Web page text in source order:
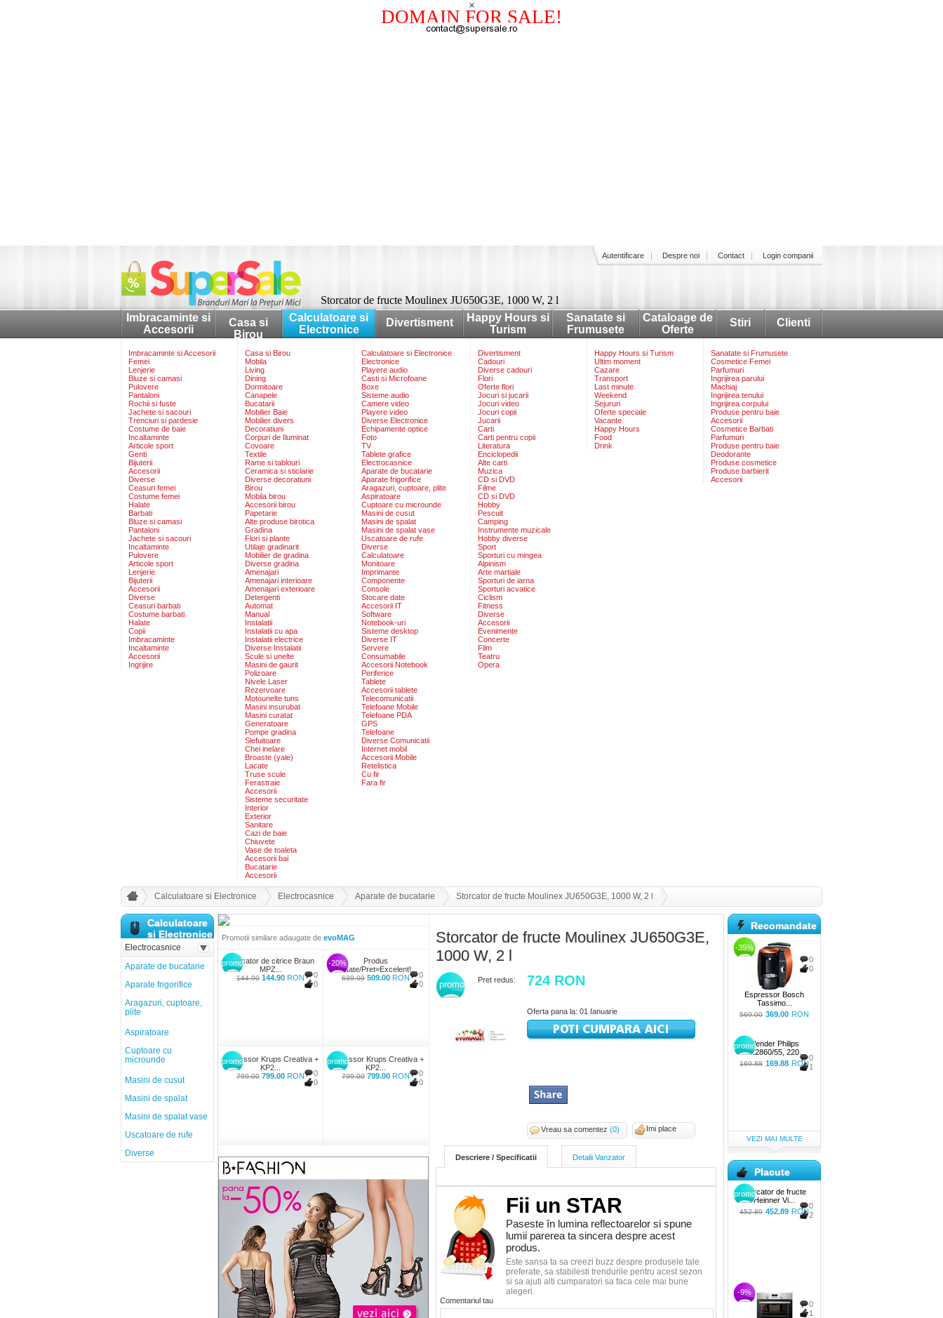
×
DOMAIN FOR SALE!
Storcator de fructe Moulinex JU650G3E, 1000 W, 2 l
Autentificare Despre noi Contact Login companii
Imbracaminte si
Accesorii
Casa si
Birou
Calculatoare si
Electronice
Divertisment
Happy Hours si
Turism
Sanatate si
Frumusete
Cataloage de
Oferte
Stiri Clienti
Imbracaminte si Accesorii
Femei
Lenjerie
Bluze si camasi
Pulovere
Pantaloni
Rochii si fuste
Jachete si sacouri
Trenciuri si pardesie
Costume de baie
Incaltaminte
Articole sport
Genti
Bijuterii
Accesorii
Diverse
Ceasuri femei
Costume femei
Halate
Barbati
Bluze si camasi
Pantaloni
Jachete si sacouri
Incaltaminte
Pulovere
Articole sport
Lenjerie
Bijuterii
Accesorii
Diverse
Ceasuri barbati
Costume barbati
Halate
Copii
Imbracaminte
Incaltaminte
Accesorii
Ingrijire
Casa si Birou
Mobila
Living
Dining
Dormitoare
Canapele
Bucatarii
Mobilier Baie
Mobilier divers
Decoratiuni
Corpuri de Iluminat
Covoare
Textile
Rame si tablouri
Ceramica si sticlarie
Diverse decoratiuni
Birou
Mobila birou
Accesorii birou
Papetarie
Alte produse birotica
Gradina
Flori si plante
Utilaje gradinarit
Mobilier de gradina
Diverse gradina
Amenajari
Amenajari interioare
Amenajari exterioare
Detergenti
Automat
Manual
Instalatii
Instalatii cu apa
Instalatii electrice
Diverse Instalatii
Scule si unelte
Masini de gaurit
Polizoare
Nivele Laser
Rezervoare
Motounelte tuns
Masini insurubat
Masini curatat
Generatoare
Pompe gradina
Slefuitoare
Chei inelare
Broaste (yale)
Lacate
Truse scule
Ferastraie
Accesorii
Sisteme securitate
Interior
Exterior
Sanitare
Cazi de baie
Chiuvete
Vase de toaleta
Accesorii bai
Bucatarie
Accesorii
Calculatoare si Electronice
Electronice
Playere audio
Casti si Microfoane
Boxe
Sisteme audio
Camere video
Playere video
Diverse Electronice
Echipamente optice
Foto
TV
Tablete grafice
Electrocasnice
Aparate de bucatarie
Aparate frigorifice
Aragazuri, cuptoare, plite
Aspiratoare
Cuptoare cu microunde
Masini de cusut
Masini de spalat
Masini de spalat vase
Uscatoare de rufe
Diverse
Calculatoare
Monitoare
Imprimante
Componente
Console
Stocare date
Accesorii IT
Software
Notebook-uri
Sisteme desktop
Diverse IT
Servere
Consumabile
Accesorii Notebook
Periferice
Tablete
Accesorii tablete
Telecomunicatii
Telefoane Mobile
Telefoane PDA
GPS
Telefoane
Diverse Comunicatii
Internet mobil
Accesorii Mobile
Retelistica
Cu fir
Fara fir
Divertisment
Cadouri
Diverse cadouri
Flori
Oferte flori
Jocuri si jucarii
Jocuri video
Jocuri copii
Jucarii
Carti
Carti pentru copii
Literatura
Enciclopedii
Alte carti
Muzica
CD si DVD
Filme
CD si DVD
Hobby
Pescuit
Camping
Instrumente muzicale
Hobby diverse
Sport
Sporturi cu mingea
Alpinism
Arte martiale
Sporturi de iarna
Sporturi acvatice
Ciclism
Fitness
Diverse
Accesorii
Evenimente
Concerte
Film
Teatru
Opera
Happy Hours si Turism
Ultim moment
Cazare
Transport
Last minute
Weekend
Sejururi
Oferte speciale
Vacante
Happy Hours
Food
Drink
Sanatate si Frumusete
Cosmetice Femei
Parfumuri
Ingrijirea parului
Machiaj
Ingrijirea tenului
Ingrijirea corpului
Produse pentru baie
Accesorii
Cosmetice Barbati
Parfumuri
Produse pentru baie
Deodorante
Produse cosmetice
Produse barbierit
Accesorii
Calculatoare si Electronice Electrocasnice Aparate de bucatarie Storcator de fructe Moulinex JU650G3E, 1000 W, 2 l
Promotii similare adaugate de evoMAG
promo
0
0
Storcator de citrice Braun
MPZ...
144.90 144.90 RON
-20%
0
0
Produs
Calitate/Pret=Excelent!...
639.00 509.00 RON
promo
0
0
Espressor Krups Creativa +
KP2...
799.00 799.00 RON
promo
0
0
Espressor Krups Creativa +
KP2...
799.00 799.00 RON
Storcator de fructe Moulinex JU650G3E,
1000 W, 2 l
promo Pret redus: 724 RON
Oferta pana la: 01 Ianuarie
Vreau sa comentez (0) Imi place
Descriere / Specificatii Detalii Vanzator
Fii un STAR
Paseste în lumina reflectoarelor si spune
lumii parerea ta sincera despre acest
produs.
Este sansa ta sa creezi buzz despre produsele tale
preferate, sa stabilesti trendurile pentru acest sezon
si sa ajuti alti cumparatori sa faca cele mai bune
alegeri.
Comentariul tau
Calculatoare
si Electronice
Electrocasnice
Aparate de bucatarie
Aparate frigorifice
Aragazuri, cuptoare,
plite
Aspiratoare
Cuptoare cu
microunde
Masini de cusut
Masini de spalat
Masini de spalat vase
Uscatoare de rufe
Diverse
Recomandate
-35%
0
0
Espressor Bosch
Tassimo...
569.00 369.00 RON
promo
0
1
Blender Philips
HR2860/55, 220...
169.88 169.88 RON
VEZI MAI MULTE
Placute
promo
0
2
Storcator de fructe
Heinner Vi...
452.89 452.89 RON
-9%
0
1